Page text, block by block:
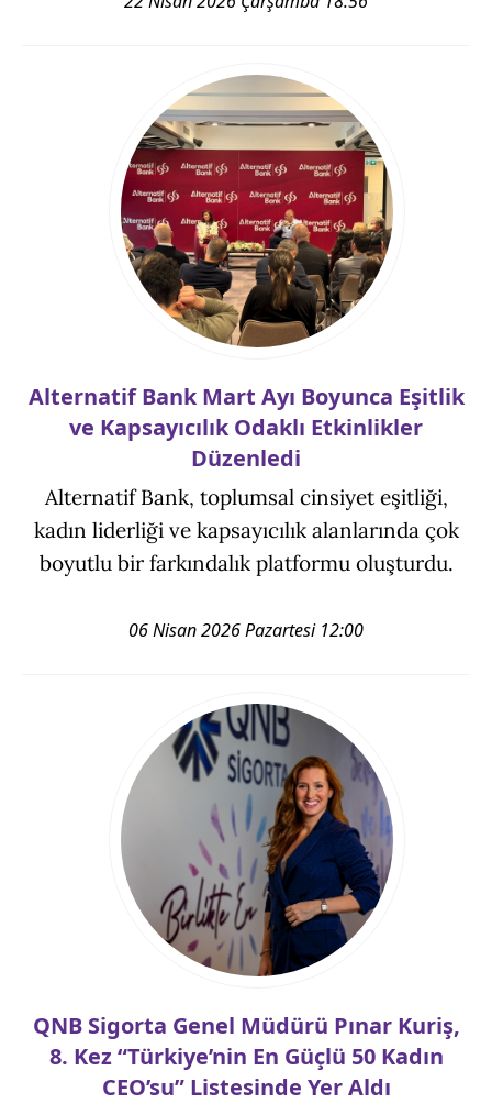
Alternatif Bank Mart Ayı Boyunca Eşitlik
ve Kapsayıcılık Odaklı Etkinlikler
Düzenledi
Alternatif Bank, toplumsal cinsiyet eşitliği,
kadın liderliği ve kapsayıcılık alanlarında çok
boyutlu bir farkındalık platformu oluşturdu.
06 Nisan 2026 Pazartesi 12:00
QNB Sigorta Genel Müdürü Pınar Kuriş,
8. Kez “Türkiye’nin En Güçlü 50 Kadın
CEO’su” Listesinde Yer Aldı